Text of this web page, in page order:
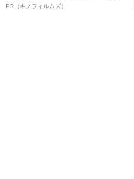
ルインタビュー“観客を魅了した
PR（キノフィルムズ）